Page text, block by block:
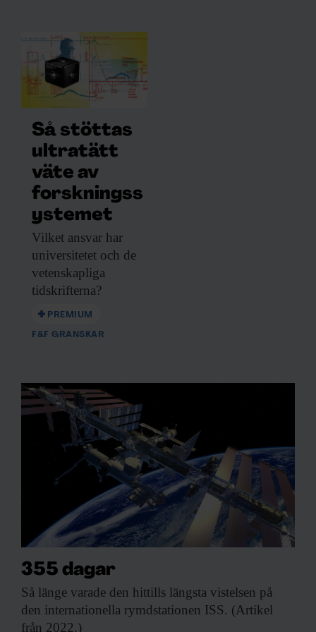
Så stöttas
ultratätt
väte av
forskningss
ystemet
Vilket ansvar har
universitetet och de
vetenskapliga
tidskrifterna?
PREMIUM
F&F GRANSKAR
355 dagar
Så länge varade den hittills längsta vistelsen på
den internationella rymdstationen ISS. (Artikel
från 2022.)